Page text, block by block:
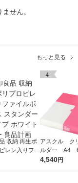
せん。
もっと見る
収納 再生ポ
レン入りファ
クス スタン
4
アスクル ク
ルダー A4
エコノミー
4,540円